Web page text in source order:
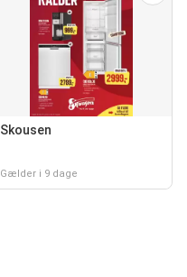
Skousen
Gælder i 9 dage